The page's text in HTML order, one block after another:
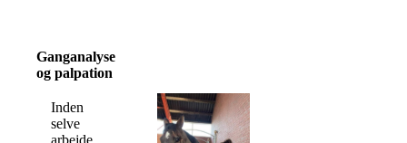
Ganganalyse
og palpation
Inden
selve
arbejde